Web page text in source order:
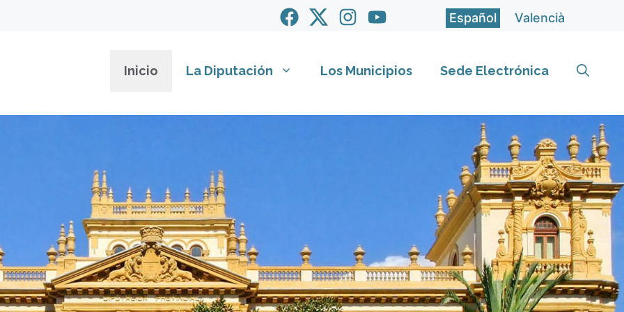
Español Valencià
Inicio La Diputación Los Municipios Sede Electrónica